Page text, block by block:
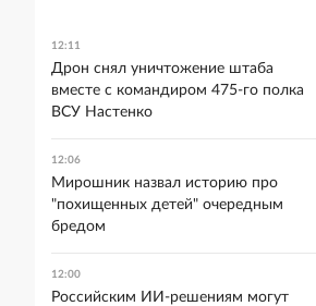
12:11
Дрон снял уничтожение штаба
вместе с командиром 475-го полка
ВСУ Настенко
12:06
Мирошник назвал историю про
"похищенных детей" очередным
бредом
12:00
Российским ИИ-решениям могут